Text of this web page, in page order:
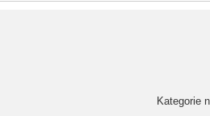
Kategorie